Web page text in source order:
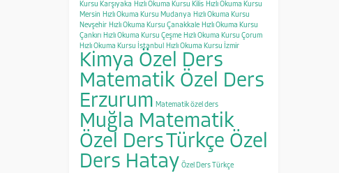
Kursu Karşıyaka Hızlı Okuma Kursu Kilis Hızlı Okuma Kursu
Mersin Hızlı Okuma Kursu Mudanya Hızlı Okuma Kursu
Nevşehir Hızlı Okuma Kursu Çanakkale Hızlı Okuma Kursu
Çankırı Hızlı Okuma Kursu Çeşme Hızlı Okuma Kursu Çorum
Hızlı Okuma Kursu İstanbul
Hızlı Okuma Kursu İzmir
Kimya Özel Ders
Matematik Özel Ders
Erzurum Matematik özel ders
Muğla Matematik
Özel DersTürkçe Özel
Ders Hatay Özel Ders Türkçe